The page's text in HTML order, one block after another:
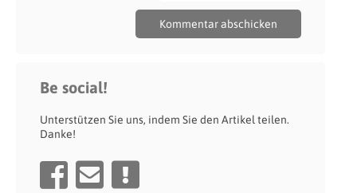
Be social!
Unterstützen Sie uns, indem Sie den Artikel teilen.
Danke!